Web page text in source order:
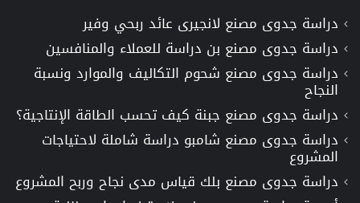
دراسة جدوى مصنع لانجيرى عائد ربحي وفير
دراسة جدوى مصنع بن دراسة للعملاء والمنافسين
دراسة جدوى مصنع شحوم التكاليف والموارد ونسبة
النجاح
دراسة جدوى مصنع جبنة كيف تحسب الطاقة الإنتاجية؟
دراسة جدوى مصنع شامبو دراسة شاملة لاحتياجات
المشروع
دراسة جدوى مصنع بلك قياس مدى نجاح وربح المشروع